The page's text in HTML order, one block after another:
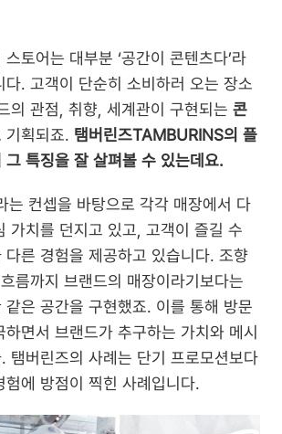
토어는 대부분 ‘공간이 콘텐츠다’라
다. 고객이 단순히 소비하러 오는 장소
의 관점, 취향, 세계관이 구현되는 콘
기획되죠. 탬버린즈TAMBURINS의 플
그 특징을 잘 살펴볼 수 있는데요.
는 컨셉을 바탕으로 각각 매장에서 다
가치를 던지고 있고, 고객이 즐길 수
다른 경험을 제공하고 있습니다. 조향
름까지 브랜드의 매장이라기보다는
같은 공간을 구현했죠. 이를 통해 방문
면서 브랜드가 추구하는 가치와 메시
탬버린즈의 사례는 단기 프로모션보다
험에 방점이 찍힌 사례입니다.